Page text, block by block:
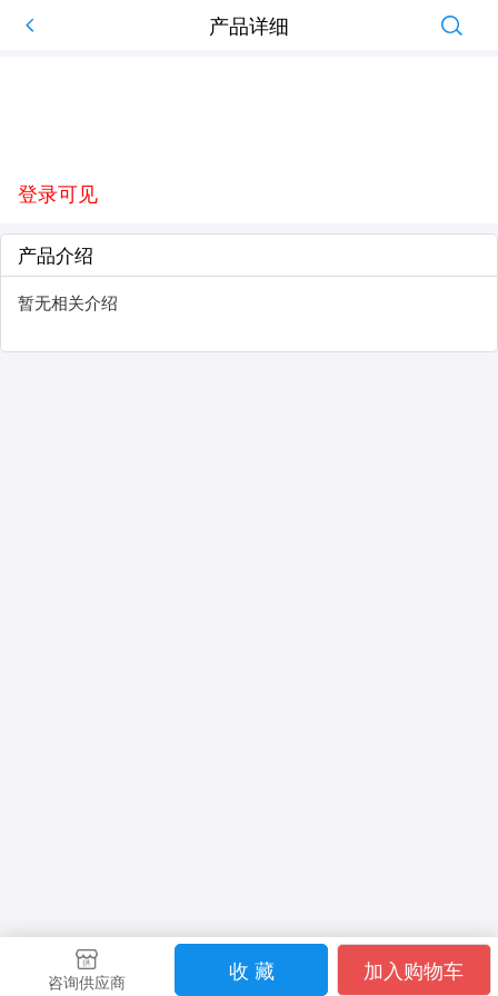
产品详细
登录可见
产品介绍
暂无相关介绍
咨询供应商 收 藏 加入购物车